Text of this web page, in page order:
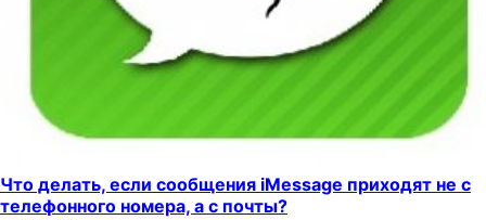
Что делать, если сообщения iMessage приходят не с
телефонного номера, а с почты?